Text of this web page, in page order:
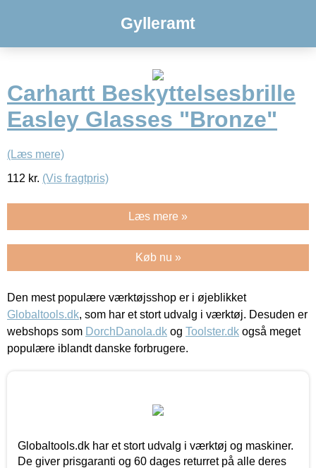
Gylleramt
Carhartt Beskyttelsesbrille
Easley Glasses "Bronze"
(Læs mere)
112 kr. (Vis fragtpris)
Læs mere »
Køb nu »
Den mest populære værktøjsshop er i øjeblikket
Globaltools.dk, som har et stort udvalg i værktøj. Desuden er
webshops som DorchDanola.dk og Toolster.dk også meget
populære iblandt danske forbrugere.
Globaltools.dk har et stort udvalg i værktøj og maskiner.
De giver prisgaranti og 60 dages returret på alle deres